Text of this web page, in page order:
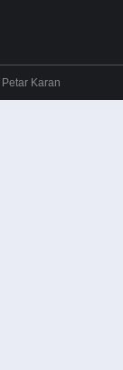
Petar Karan